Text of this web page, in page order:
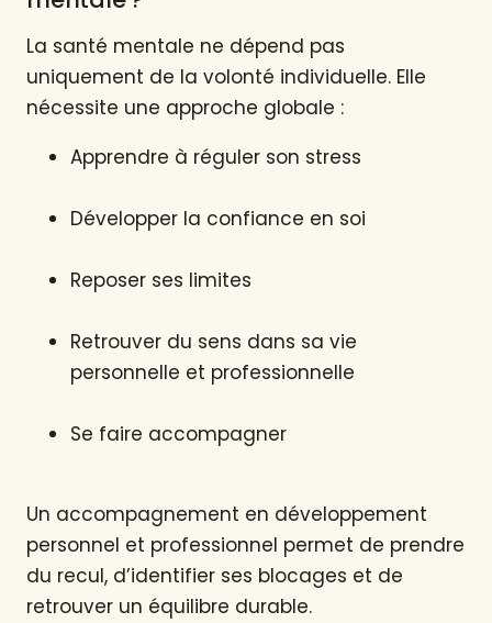
La santé mentale ne dépend pas
uniquement de la volonté individuelle. Elle
nécessite une approche globale :
Apprendre à réguler son stress
Développer la confiance en soi
Reposer ses limites
Retrouver du sens dans sa vie
personnelle et professionnelle
Se faire accompagner
Un accompagnement en développement
personnel et professionnel permet de prendre
du recul, d’identifier ses blocages et de
retrouver un équilibre durable.